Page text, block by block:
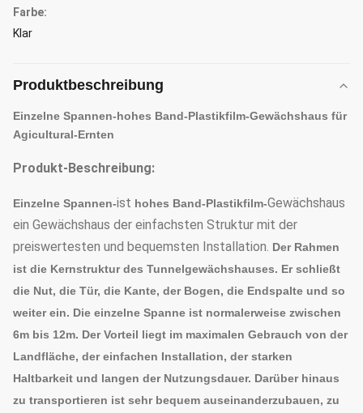
Farbe:
Klar
Produktbeschreibung
Einzelne Spannen-hohes Band-Plastikfilm-Gewächshaus für
Agicultural-Ernten
Produkt-Beschreibung:
Einzelne Spannen-ist hohes Band-Plastikfilm-Gewächshaus
ein Gewächshaus der einfachsten Struktur mit der
preiswertesten und bequemsten Installation. Der Rahmen
ist die Kernstruktur des Tunnelgewächshauses. Er schließt
die Nut, die Tür, die Kante, der Bogen, die Endspalte und so
weiter ein. Die einzelne Spanne ist normalerweise zwischen
6m bis 12m. Der Vorteil liegt im maximalen Gebrauch von der
Landfläche, der einfachen Installation, der starken
Haltbarkeit und langen der Nutzungsdauer. Darüber hinaus
zu transportieren ist sehr bequem auseinanderzubauen, zu